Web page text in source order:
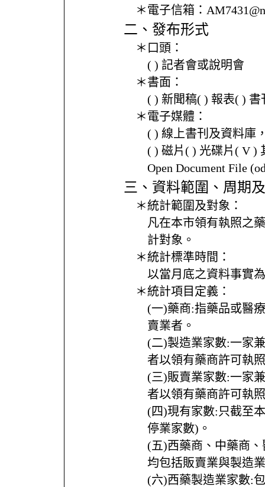
＊電子信箱：
二、發布形式
＊口頭：
( ) 記者會或說明會
＊書面：
( ) 新聞稿( ) 報表( ) 書
＊電子媒體：
( ) 線上書刊及資料庫
( ) 磁片( ) 光碟片( V )
Open Document File
三、資料範圍、周期
＊統計範圍及對象：
凡在本市領有執照之
計對象。
＊統計標準時間：
以當月底之資料事實
＊統計項目定義：
(一)藥商:指藥品或醫
賣業者。
(二)製造業家數:一家
者以領有藥商許可執
(三)販賣業家數:一家
者以領有藥商許可執
(四)現有家數:只截至
停業家數)。
(五)西藥商、中藥商
均包括販賣業與製造
(六)西藥製造業家數: